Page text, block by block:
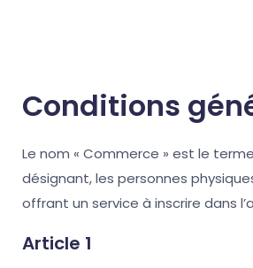
Conditions
Le nom « Commerce » est le
désignant, les personnes
offrant un service à inscrire dans
Article 1